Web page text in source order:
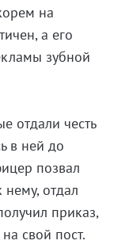
на
а его
зубной
отдали честь
в ней до
позвал
отдал
приказ,
свой пост.